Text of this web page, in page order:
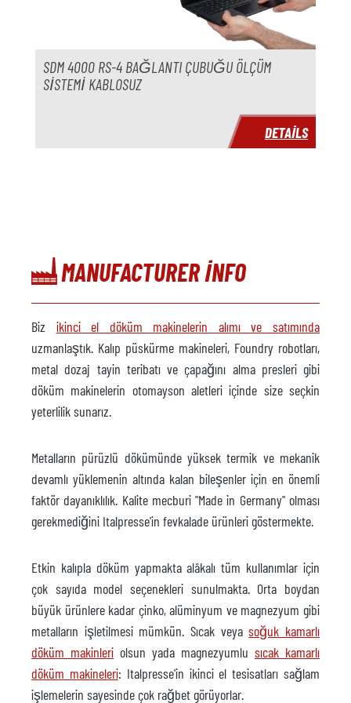
Fiyat
SDM 4000 RS-4 BAĞLANTI ÇUBUĞU ÖLÇÜM
SISTEMI KABLOSUZ
DETAILS
MANUFACTURER INFO
Biz ikinci el döküm makinelerin alımı ve satımında
uzmanlaştık. Kalıp püskürme makineleri, Foundry robotları,
metal dozaj tayin teribatı ve çapağını alma presleri gibi
döküm makinelerin otomayson aletleri içinde size seçkin
yeterlilik sunarız.
Metalların pürüzlü dökümünde yüksek termik ve mekanik
devamlı yüklemenin altında kalan bileşenler için en önemli
faktör dayanıklılık. Kalite mecburi "Made in Germany" olması
gerekmediğini Italpresse'in fevkalade ürünleri göstermekte.
Etkin kalıpla döküm yapmakta alâkalı tüm kullanımlar için
çok sayıda model seçenekleri sunulmakta. Orta boydan
büyük ürünlere kadar çinko, alüminyum ve magnezyum gibi
metalların işletilmesi mümkün. Sıcak veyasoğuk kamarlı
döküm makinleri olsun yada magnezyumlu sıcak kamarlı
döküm makineleri: Italpresse'in ikinci el tesisatları sağlam
işlemelerin sayesinde çok rağbet görüyorlar.